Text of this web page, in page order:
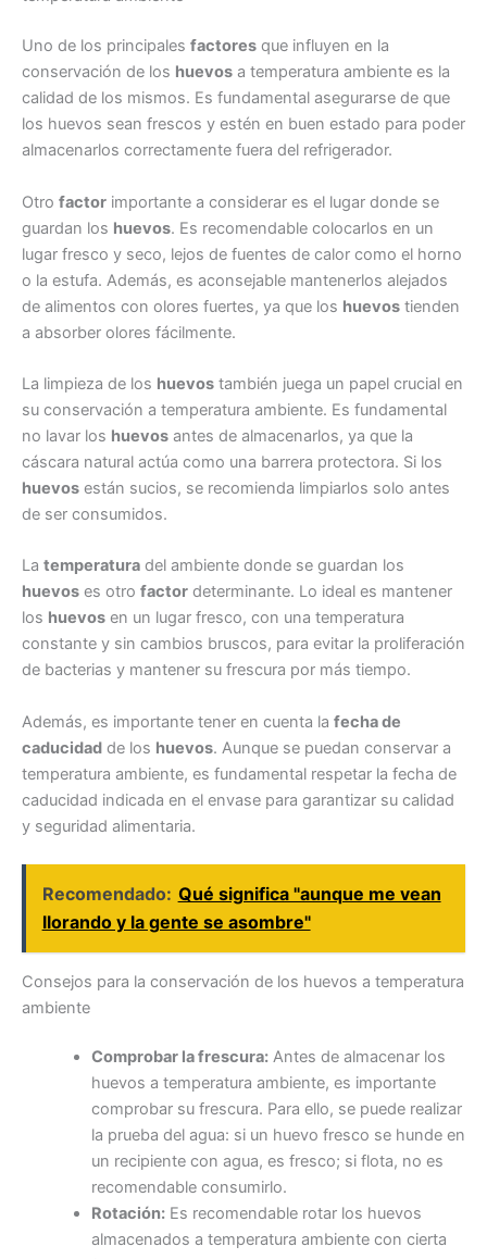
Uno de los principales factores que influyen en la
conservación de los huevos a temperatura ambiente es la
calidad de los mismos. Es fundamental asegurarse de que
los huevos sean frescos y estén en buen estado para poder
almacenarlos correctamente fuera del refrigerador.
Otro factor importante a considerar es el lugar donde se
guardan los huevos. Es recomendable colocarlos en un
lugar fresco y seco, lejos de fuentes de calor como el horno
o la estufa. Además, es aconsejable mantenerlos alejados
de alimentos con olores fuertes, ya que los huevos tienden
a absorber olores fácilmente.
La limpieza de los huevos también juega un papel crucial en
su conservación a temperatura ambiente. Es fundamental
no lavar los huevos antes de almacenarlos, ya que la
cáscara natural actúa como una barrera protectora. Si los
huevos están sucios, se recomienda limpiarlos solo antes
de ser consumidos.
La temperatura del ambiente donde se guardan los
huevos es otro factor determinante. Lo ideal es mantener
los huevos en un lugar fresco, con una temperatura
constante y sin cambios bruscos, para evitar la proliferación
de bacterias y mantener su frescura por más tiempo.
Además, es importante tener en cuenta la fecha de
caducidad de los huevos. Aunque se puedan conservar a
temperatura ambiente, es fundamental respetar la fecha de
caducidad indicada en el envase para garantizar su calidad
y seguridad alimentaria.
Recomendado: Qué significa "aunque me vean
llorando y la gente se asombre"
Consejos para la conservación de los huevos a temperatura
ambiente
Comprobar la frescura:Antes de almacenar los
huevos a temperatura ambiente, es importante
comprobar su frescura. Para ello, se puede realizar
la prueba del agua: si un huevo fresco se hunde en
un recipiente con agua, es fresco; si flota, no es
recomendable consumirlo.
Rotación:Es recomendable rotar los huevos
almacenados a temperatura ambiente con cierta